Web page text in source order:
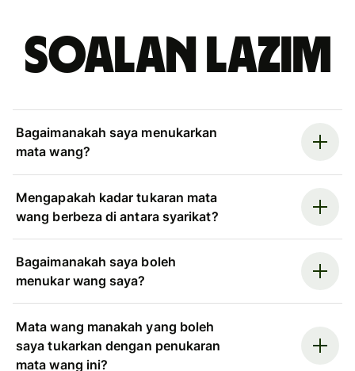
Soalan Lazim
Bagaimanakah saya menukarkan
mata wang?
Mengapakah kadar tukaran mata
wang berbeza di antara syarikat?
Bagaimanakah saya boleh
menukar wang saya?
Mata wang manakah yang boleh
saya tukarkan dengan penukaran
mata wang ini?